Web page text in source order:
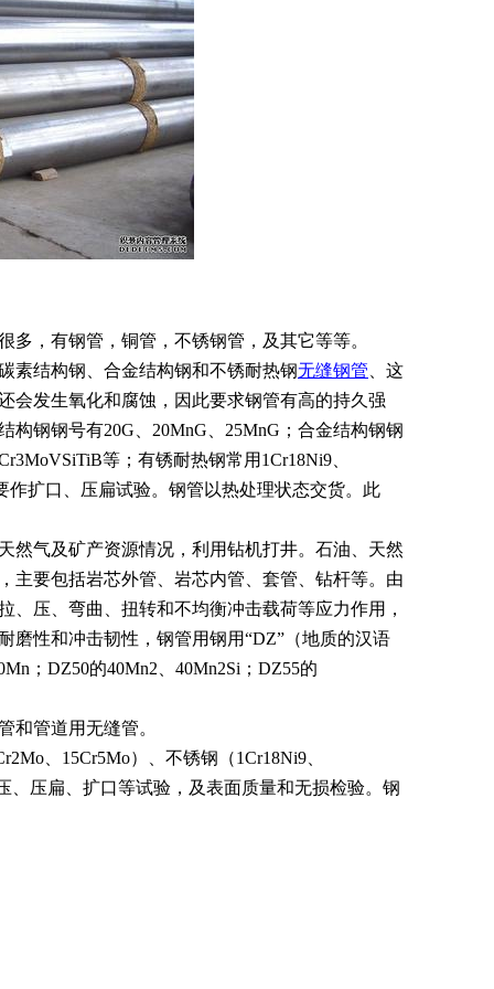
，有钢管，铜管，不锈钢管，及其它等等。
素结构钢 、合金结构钢和不锈耐热钢无缝钢管 、这
会发生氧化和腐蚀，因此要求钢管有高的持久强
构钢钢号有20G 、20MnG、25MnG；合金结构钢钢
等；有锈耐热钢常用 1Cr18Ni9
作扩口、 压扁试验。钢管以热处理状态交货。此
然气及矿产资源情况，利用钻机打井。石油、天然
主要包括岩芯外管、岩芯内管、套管、 钻杆等。由
、压、弯曲、扭转和不均衡冲击载荷等应力作用，
磨性和冲击韧性 ，钢管用钢用“DZ”（地质的汉语
；DZ50的40Mn2 、40Mn2Si；DZ55的
和管道用无缝管。
、 15Cr5Mo）、不锈钢（1Cr18Ni9
压扁、扩口等试验，及表面质量和无损检验。钢